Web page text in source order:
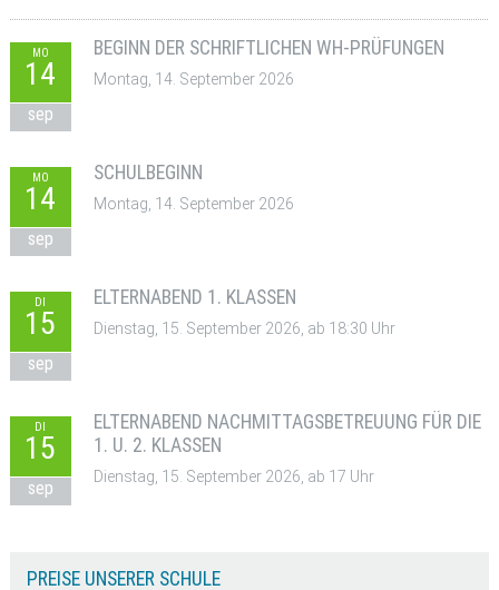
MO
14
sep
BEGINN DER SCHRIFTLICHEN WH-PRÜFUNGEN
Montag, 14. September 2026
MO
14
sep
SCHULBEGINN
Montag, 14. September 2026
DI
15
sep
ELTERNABEND 1. KLASSEN
Dienstag, 15. September 2026, ab 18:30 Uhr
DI
15
sep
ELTERNABEND NACHMITTAGSBETREUUNG FÜR DIE
1. U. 2. KLASSEN
Dienstag, 15. September 2026, ab 17 Uhr
PREISE UNSERER SCHULE